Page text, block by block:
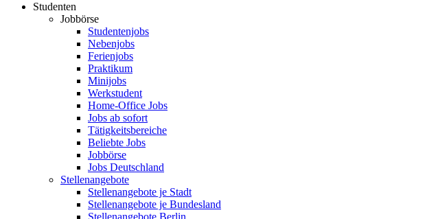
Studenten
Jobbörse
Studentenjobs
Nebenjobs
Ferienjobs
Praktikum
Minijobs
Werkstudent
Home-Office Jobs
Jobs ab sofort
Tätigkeitsbereiche
Beliebte Jobs
Jobbörse
Jobs Deutschland
Stellenangebote
Stellenangebote je Stadt
Stellenangebote je Bundesland
Stellenangebote Berlin